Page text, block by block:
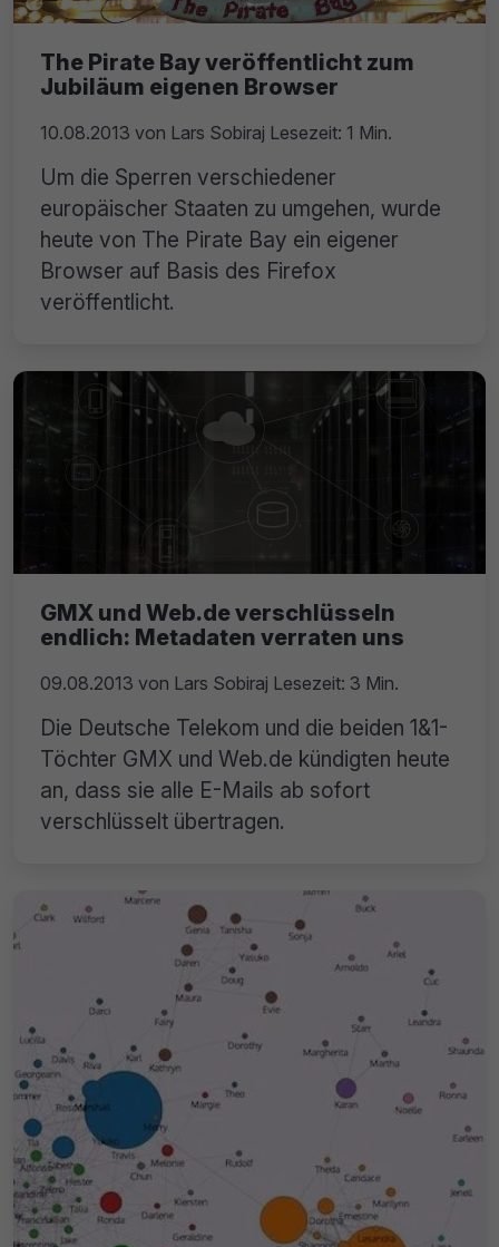
The Pirate Bay veröffentlicht zum
Jubiläum eigenen Browser
10.08.2013 von Lars Sobiraj Lesezeit: 1 Min.
Um die Sperren verschiedener
europäischer Staaten zu umgehen, wurde
heute von The Pirate Bay ein eigener
Browser auf Basis des Firefox
veröffentlicht.
GMX und Web.de verschlüsseln
endlich: Metadaten verraten uns
09.08.2013 von Lars Sobiraj Lesezeit: 3 Min.
Die Deutsche Telekom und die beiden 1&1-
Töchter GMX und Web.de kündigten heute
an, dass sie alle E-Mails ab sofort
verschlüsselt übertragen.